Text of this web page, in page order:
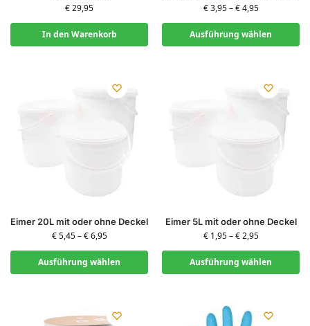
€29,95
In den Warenkorb
€3,95–€4,95
Ausführung wählen
Eimer 20L mit oder ohne Deckel
€5,45–€6,95
Ausführung wählen
Eimer 5L mit oder ohne Deckel
€1,95–€2,95
Ausführung wählen